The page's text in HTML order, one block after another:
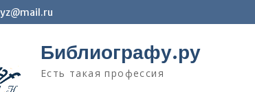
Библиографу.ру
Есть такая профессия